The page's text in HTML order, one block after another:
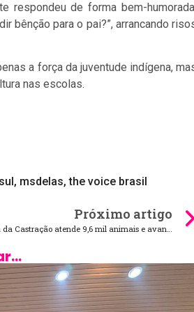
respondeu de forma bem-
bênção para o pai?”, arrancando
a força da juventude indígena,
nas escolas.
, msdelas,the voice brasil
Próximo artigo